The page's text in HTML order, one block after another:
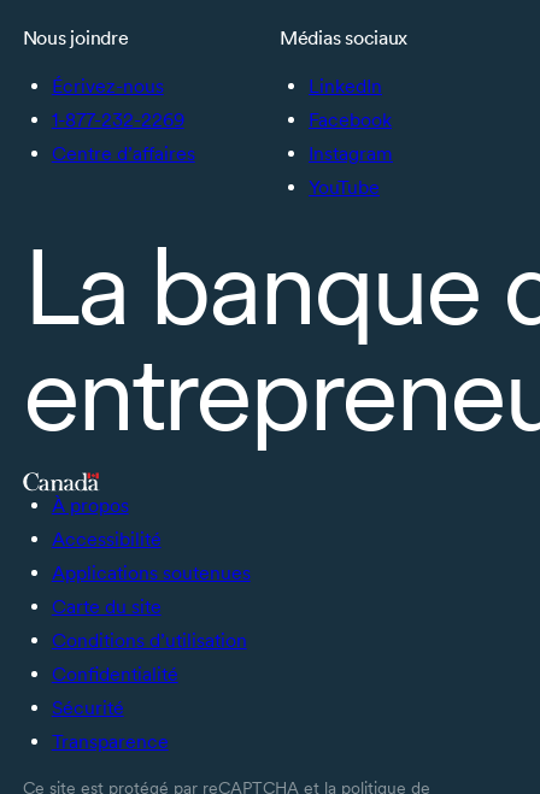
Nous joindre
Écrivez-nous
1-877-232-2269
Centre d’affaires
Médias sociaux
LinkedIn
Facebook
Instagram
YouTube
La banque
À propos
Accessibilité
Applications soutenues
Carte du site
Conditions d’utilisation
Confidentialité
Sécurité
Transparence
Ce site est protégé par reCAPTCHA et la politique de